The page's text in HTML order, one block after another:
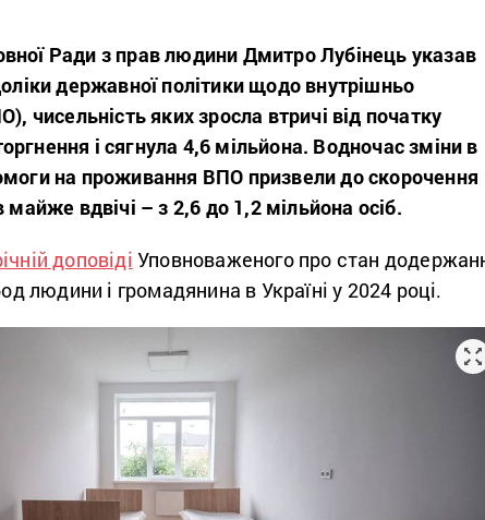
Ради з прав людини Дмитро Лубінець указав
державної політики щодо внутрішньо
чисельність яких зросла втричі від початку
і сягнула 4,6 мільйона. Водночас зміни в
на проживання ВПО призвели до скорочення
майже вдвічі – з 2,6 до 1,2 мільйона осіб.
доповіді Уповноваженого про стан
людини і громадянина в Україні у 2024 році.